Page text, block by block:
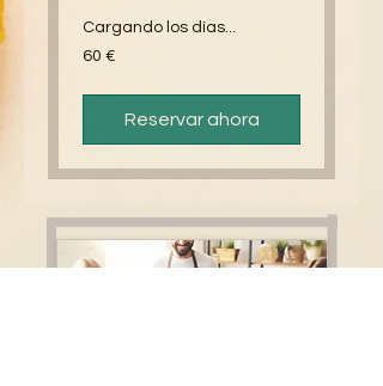
Cargando los días...
60
euros
60 €
Reservar ahora